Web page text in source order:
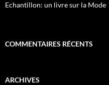
Echantillon: un livre sur la Mode
COMMENTAIRES RÉCENTS
ARCHIVES